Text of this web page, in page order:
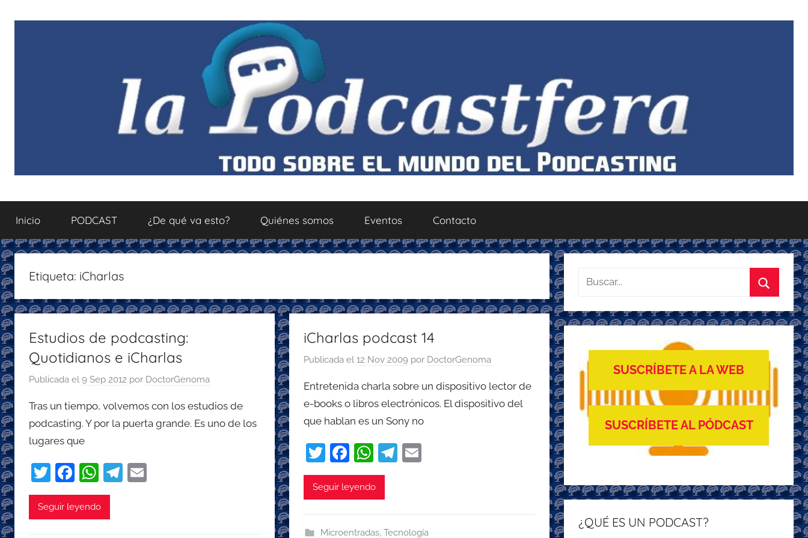
La
Podcastfera
sobre
el
del
con
recomendaciones
para
podcastfera
Inicio PODCAST ¿De qué va esto? Quiénes somos Eventos Contacto
Etiqueta: iCharlas
Estudios de podcasting:
Quotidianos e iCharlas
Publicada el 9 Sep 2012 por DoctorGenoma
Tras un tiempo, volvemos con los estudios de
podcasting. Y por la puerta grande. Es uno de los
lugares que
T
w
itt
F
a
c
W
h
at
T
Seguir leyendo
iCharlas podcast 14
Publicada el12 Nov 2009 por DoctorGenoma
Entretenida charla sobre un dispositivo lector de
e-books o libros electrónicos. El dispositivo del
que hablan es un Sony no
T
w
itt
F
a
c
b
W
h
at
A
T
a
Seguir leyendo
Microentradas, Tecnología
Buscar:
Buscar
SUSCRÍBETE A LA WEB
SUSCRÍBETE AL PÓDCAST
¿QUÉ ES UN PODCAST?